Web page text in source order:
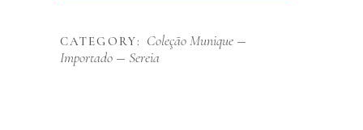
CATEGORY:
Coleção Munique
Importado
Sereia